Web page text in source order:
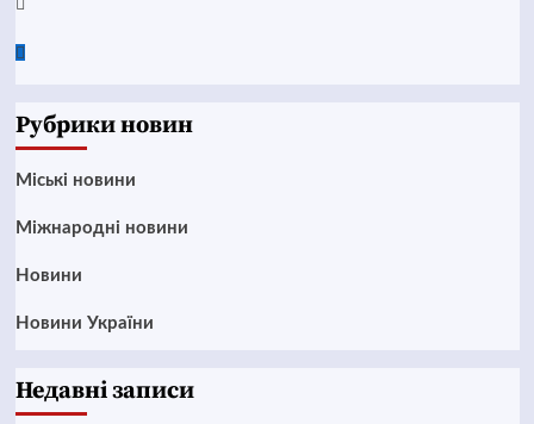
Google
Рубрики новин
Mіські новини
Міжнародні новини
Новини
Новини України
Недавні записи